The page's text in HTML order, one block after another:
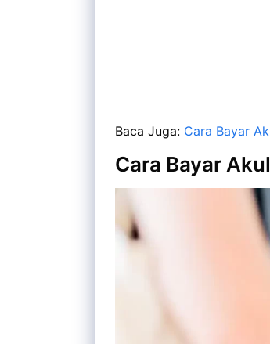
Baca Juga: Cara Bayar
Cara Bayar